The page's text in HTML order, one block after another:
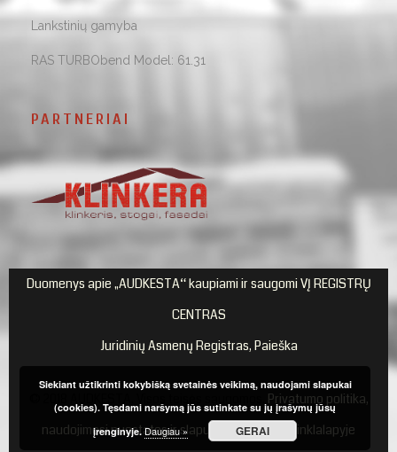
Lankstinių gamyba
RAS TURBObend Model: 61.31
PARTNERIAI
Duomenys apie „AUDKESTA“ kaupiami ir saugomi VĮ REGISTRŲ
CENTRAS
Juridinių Asmenų Registras, Paieška
Privatumo politika,
naudojimosi nuostatos ir slapukų naudojimas tinklalapyje
Siekiant užtikrinti kokybišką svetainės veikimą, naudojami slapukai
(cookies). Tęsdami naršymą jūs sutinkate su jų įrašymų jūsų
įrenginyje.Daugiau » GERAI